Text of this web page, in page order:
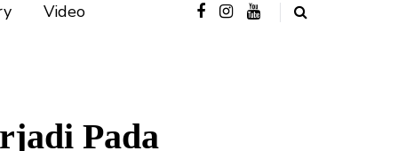
Video
Pada